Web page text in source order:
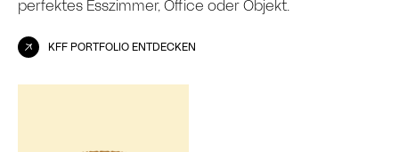
perfektes Esszimmer, Office oder Objekt.
KFF PORTFOLIO ENTDECKEN